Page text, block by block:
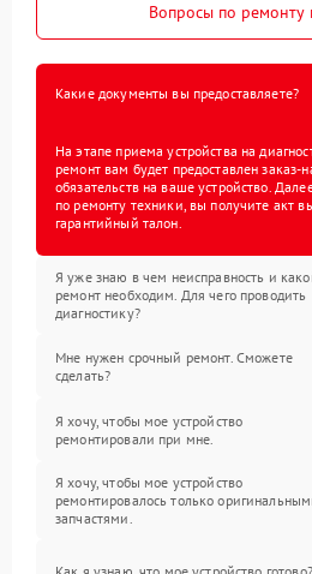
Вопросы по ремонту
Какие документы вы предоставляете?
На этапе приема устройства на
ремонт вам будет предоставлен заказ-
обязательств на ваше устройство.
по ремонту техники, вы получите акт
гарантийный талон.
Я уже знаю в чем неисправность и
ремонт необходим. Для чего проводить
диагностику?
Мне нужен срочный ремонт. Сможете
сделать?
Я хочу, чтобы мое устройство
ремонтировали при мне.
Я хочу, чтобы мое устройство
ремонтировалось только
запчастями.